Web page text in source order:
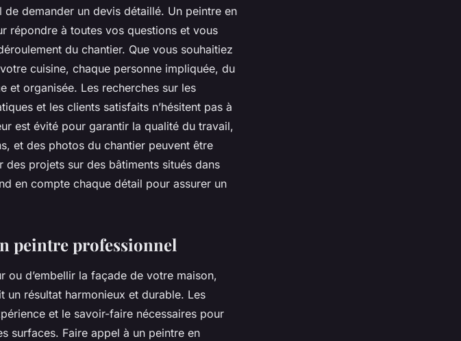
demander un devis détaillé. Un peintre en
répondre à toutes vos questions et vous
du chantier. Que vous souhaitiez
cuisine, chaque personne impliquée, du
et organisée. Les recherches sur les
et les clients satisfaits n’hésitent pas à
est évité pour garantir la qualité du travail,
et des photos du chantier peuvent être
des projets sur des bâtiments situés dans
en compte chaque détail pour assurer un
peintre professionnel
ou d’embellir la façade de votre maison,
résultat harmonieux et durable. Les
et le savoir-faire nécessaires pour
surfaces. Faire appel à un peintre en